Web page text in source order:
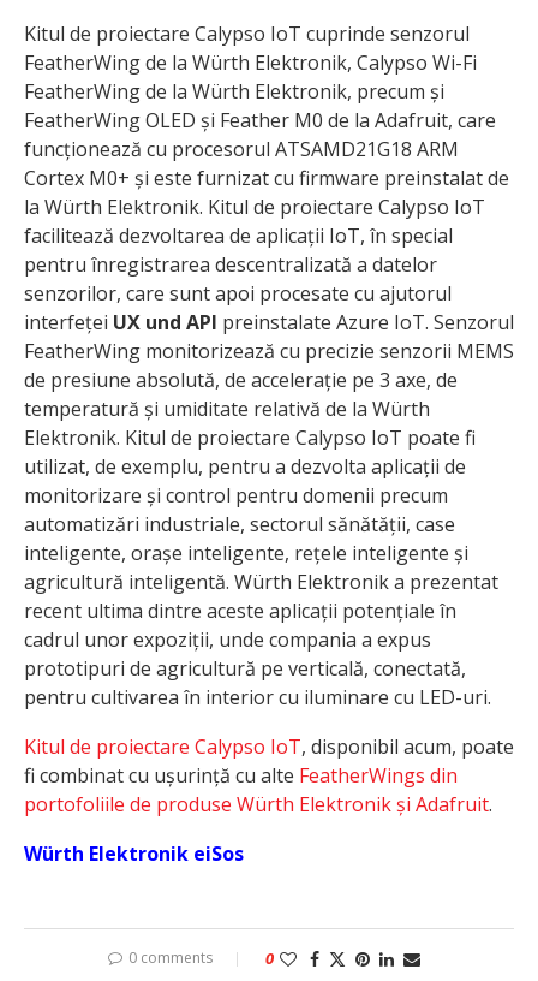
Kitul de proiectare Calypso IoT cuprinde senzorul
FeatherWing de la Würth Elektronik, Calypso Wi-Fi
FeatherWing de la Würth Elektronik, precum și
FeatherWing OLED și Feather M0 de la Adafruit, care
funcționează cu procesorul ATSAMD21G18 ARM
Cortex M0+ și este furnizat cu firmware preinstalat de
la Würth Elektronik. Kitul de proiectare Calypso IoT
facilitează dezvoltarea de aplicații IoT, în special
pentru înregistrarea descentralizată a datelor
senzorilor, care sunt apoi procesate cu ajutorul
interfeței UX und API preinstalate Azure IoT. Senzorul
FeatherWing monitorizează cu precizie senzorii MEMS
de presiune absolută, de accelerație pe 3 axe, de
temperatură și umiditate relativă de la Würth
Elektronik. Kitul de proiectare Calypso IoT poate fi
utilizat, de exemplu, pentru a dezvolta aplicații de
monitorizare și control pentru domenii precum
automatizări industriale, sectorul sănătății, case
inteligente, orașe inteligente, rețele inteligente și
agricultură inteligentă. Würth Elektronik a prezentat
recent ultima dintre aceste aplicații potențiale în
cadrul unor expoziții, unde compania a expus
prototipuri de agricultură pe verticală, conectată,
pentru cultivarea în interior cu iluminare cu LED-uri.
Kitul de proiectare Calypso IoT, disponibil acum, poate
fi combinat cu ușurință cu alte FeatherWings din
portofoliile de produse Würth Elektronik și Adafruit.
Würth Elektronik eiSos
0 comments 0